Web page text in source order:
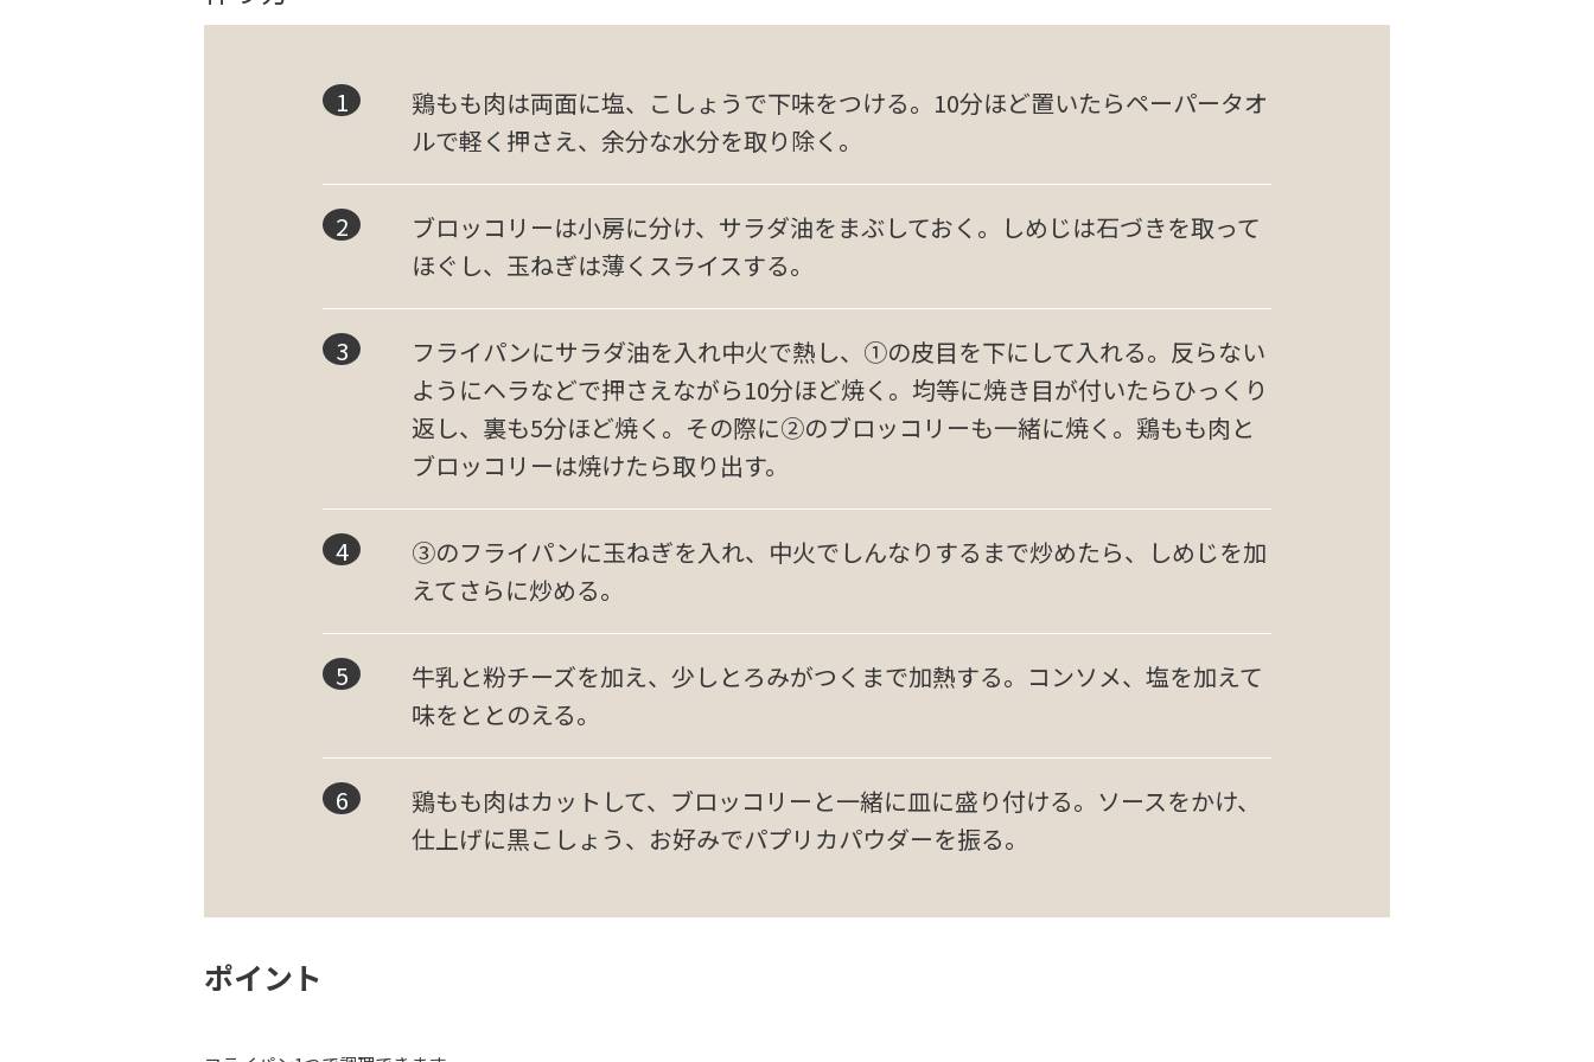
鶏もも肉は両面に塩、こしょうで下味をつける。10分ほど置いたらペーパータオ
ルで軽く押さえ、余分な水分を取り除く。
ブロッコリーは小房に分け、サラダ油をまぶしておく。しめじは石づきを取って
ほぐし、玉ねぎは薄くスライスする。
フライパンにサラダ油を入れ中火で熱し、①の皮目を下にして入れる。反らない
ようにヘラなどで押さえながら10分ほど焼く。均等に焼き目が付いたらひっくり
返し、裏も5分ほど焼く。その際に②のブロッコリーも一緒に焼く。鶏もも肉と
ブロッコリーは焼けたら取り出す。
③のフライパンに玉ねぎを入れ、中火でしんなりするまで炒めたら、しめじを加
えてさらに炒める。
牛乳と粉チーズを加え、少しとろみがつくまで加熱する。コンソメ、塩を加えて
味をととのえる。
鶏もも肉はカットして、ブロッコリーと一緒に皿に盛り付ける。ソースをかけ、
仕上げに黒こしょう、お好みでパプリカパウダーを振る。
ポイント